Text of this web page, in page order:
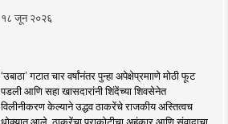
१८ जून २०२६
‘उबाठा’ गटात चार वर्षांनंतर पुन्हा अपेक्षेप्रमााणे मोठी फूट
पडली आणि सहा खासदारांनी शिंदेंच्या शिवसेनेत
विलीनीकरण केल्याने उद्धव ठाकरेंचे राजकीय अस्तित्वच